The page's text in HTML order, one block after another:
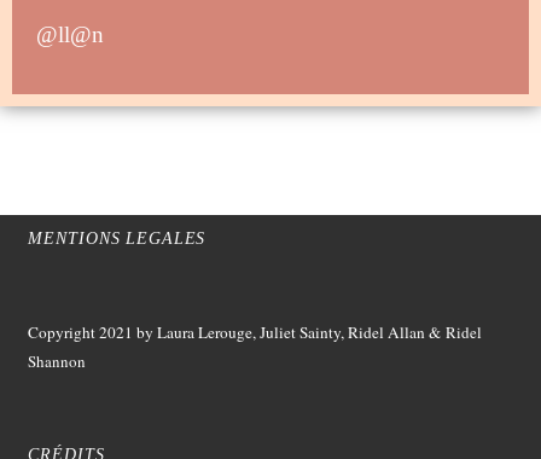
@ll@n
MENTIONS LEGALES
Copyright 2021 by Laura Lerouge, Juliet Sainty, Ridel Allan &Ridel
Shannon
CRÉDITS